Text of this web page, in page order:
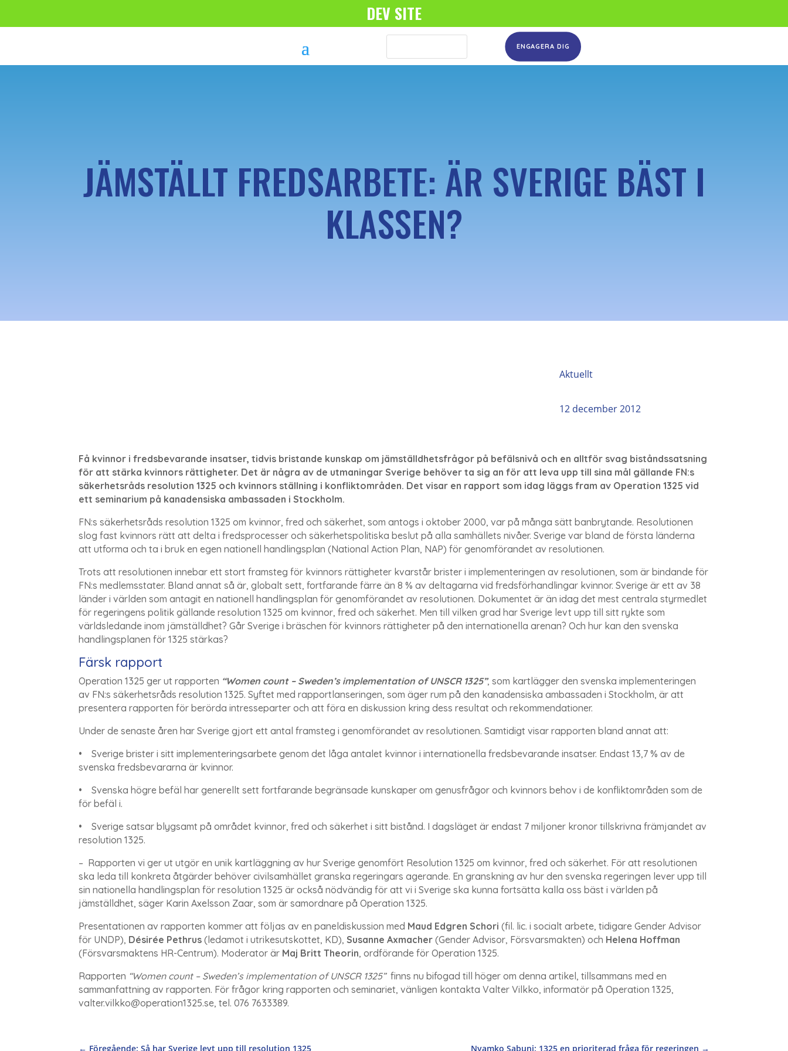
DEV SITE
ENGAGERA DIG
JÄMSTÄLLT FREDSARBETE: ÄR SVERIGE BÄST I
KLASSEN?
Aktuellt
12 december 2012
Få kvinnor i fredsbevarande insatser, tidvis bristande kunskap om jämställdhetsfrågor på befälsnivå och en alltför svag biståndssatsning
för att stärka kvinnors rättigheter. Det är några av de utmaningar Sverige behöver ta sig an för att leva upp till sina mål gällande FN:s
säkerhetsråds resolution 1325 och kvinnors ställning i konfliktområden. Det visar en rapport som idag läggs fram av Operation 1325 vid
ett seminarium på kanadensiska ambassaden i Stockholm.
FN:s säkerhetsråds resolution 1325 om kvinnor, fred och säkerhet, som antogs i oktober 2000, var på många sätt banbrytande. Resolutionen
slog fast kvinnors rätt att delta i fredsprocesser och säkerhetspolitiska beslut på alla samhällets nivåer. Sverige var bland de första länderna
att utforma och ta i bruk en egen nationell handlingsplan (National Action Plan, NAP) för genomförandet av resolutionen.
Trots att resolutionen innebar ett stort framsteg för kvinnors rättigheter kvarstår brister i implementeringen av resolutionen, som är bindande för
FN:s medlemsstater. Bland annat så är, globalt sett, fortfarande färre än 8 % av deltagarna vid fredsförhandlingar kvinnor. Sverige är ett av 38
länder i världen som antagit en nationell handlingsplan för genomförandet av resolutionen. Dokumentet är än idag det mest centrala styrmedlet
för regeringens politik gällande resolution 1325 om kvinnor, fred och säkerhet. Men till vilken grad har Sverige levt upp till sitt rykte som
världsledande inom jämställdhet? Går Sverige i bräschen för kvinnors rättigheter på den internationella arenan? Och hur kan den svenska
handlingsplanen för 1325 stärkas?
Färsk rapport
Operation 1325 ger ut rapporten “Women count – Sweden’s implementation of UNSCR 1325”, som kartlägger den svenska implementeringen
av FN:s säkerhetsråds resolution 1325. Syftet med rapportlanseringen, som äger rum på den kanadensiska ambassaden i Stockholm, är att
presentera rapporten för berörda intresseparter och att föra en diskussion kring dess resultat och rekommendationer.
Under de senaste åren har Sverige gjort ett antal framsteg i genomförandet av resolutionen. Samtidigt visar rapporten bland annat att:
• Sverige brister i sitt implementeringsarbete genom det låga antalet kvinnor i internationella fredsbevarande insatser. Endast 13,7 % av de
svenska fredsbevararna är kvinnor.
• Svenska högre befäl har generellt sett fortfarande begränsade kunskaper om genusfrågor och kvinnors behov i de konfliktområden som de
för befäl i.
• Sverige satsar blygsamt på området kvinnor, fred och säkerhet i sitt bistånd. I dagsläget är endast 7 miljoner kronor tillskrivna främjandet av
resolution 1325.
– Rapporten vi ger ut utgör en unik kartläggning av hur Sverige genomfört Resolution 1325 om kvinnor, fred och säkerhet. För att resolutionen
ska leda till konkreta åtgärder behöver civilsamhället granska regeringars agerande. En granskning av hur den svenska regeringen lever upp till
sin nationella handlingsplan för resolution 1325 är också nödvändig för att vi i Sverige ska kunna fortsätta kalla oss bäst i världen på
jämställdhet, säger Karin Axelsson Zaar, som är samordnare på Operation 1325.
Presentationen av rapporten kommer att följas av en paneldiskussion med Maud Edgren Schori (fil. lic. i socialt arbete, tidigare Gender Advisor
för UNDP), Désirée Pethrus (ledamot i utrikesutskottet, KD), Susanne Axmacher (Gender Advisor, Försvarsmakten) och Helena Hoffman
(Försvarsmaktens HR-Centrum). Moderator är Maj Britt Theorin, ordförande för Operation 1325.
Rapporten “Women count – Sweden’s implementation of UNSCR 1325”finns nu bifogad till höger om denna artikel, tillsammans med en
sammanfattning av rapporten. För frågor kring rapporten och seminariet, vänligen kontakta Valter Vilkko, informatör på Operation 1325,
valter.vilkko@operation1325.se, tel. 076 7633389.
← Föregående: Så har Sverige levt upp till resolution 1325 Nyamko Sabuni: 1325 en prioriterad fråga för regeringen →